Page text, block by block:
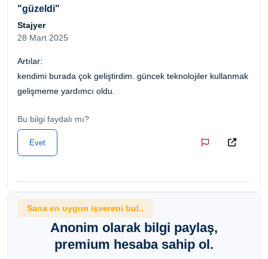
"güzeldi"
Stajyer
28 Mart 2025
Artılar:
kendimi burada çok geliştirdim. güncek teknolojiler kullanmak
gelişmeme yardımcı oldu.
Bu bilgi faydalı mı?
Evet
Sana en uygun işvereni bul..
Anonim olarak bilgi paylaş,
premium hesaba sahip ol.